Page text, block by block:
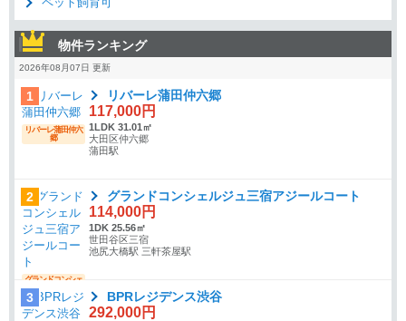
物件ランキング
2026年08月07日 更新
1
リバーレ蒲田仲六
郷
リバーレ蒲田仲六郷
117,000円
1LDK 31.01㎡
大田区仲六郷
蒲田駅
2
グランドコンシェ
ルジュ三宿アジー
ルコート
グランドコンシェルジュ三宿アジールコート
114,000円
1DK 25.56㎡
世田谷区三宿
池尻大橋駅 三軒茶屋駅
3 BPRレジデンス渋谷
292,000円